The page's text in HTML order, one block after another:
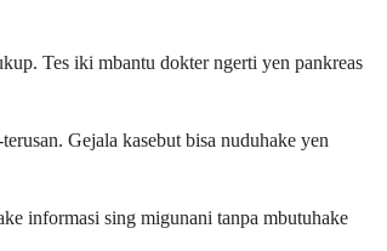
Tes iki mbantu dokter ngerti yen pankreas
Gejala kasebut bisa nuduhake yen
informasi sing migunani tanpa mbutuhake